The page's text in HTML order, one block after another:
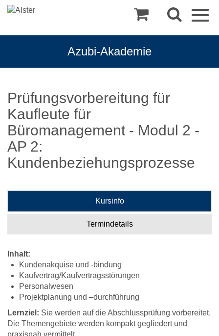
Azubi-Akademie
Prüfungsvorbereitung für
Kaufleute für
Büromanagement - Modul 2 -
AP 2:
Kundenbeziehungsprozesse
Kursinfo
Termindetails
Inhalt:
Kundenakquise und -bindung
Kaufvertrag/Kaufvertragsstörungen
Personalwesen
Projektplanung und –durchführung
Lernziel: Sie werden auf die Abschlussprüfung vorbereitet.
Die Themengebiete werden kompakt gegliedert und
praxisnah vermittelt.